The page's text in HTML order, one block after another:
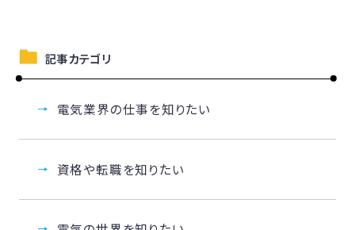
記事カテゴリ
電気業界の仕事を知りたい
資格や転職を知りたい